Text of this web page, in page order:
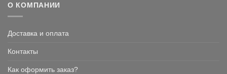
О КОМПАНИИ
Доставка и оплата
Контакты
Как оформить заказ?